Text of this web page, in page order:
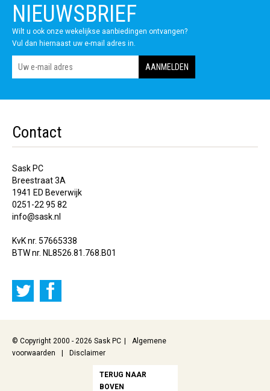
NIEUWSBRIEF
Wilt u ook onze wekelijkse aanbiedingen ontvangen?
Vul dan hiernaast uw e-mail adres in.
Contact
Sask PC
Breestraat 3A
1941 ED Beverwijk
0251-22 95 82
info@sask.nl
KvK nr. 57665338
BTW nr. NL8526.81.768.B01
© Copyright 2000 - 2026 Sask PC
Algemene
voorwaarden
Disclaimer
TERUG NAAR
BOVEN